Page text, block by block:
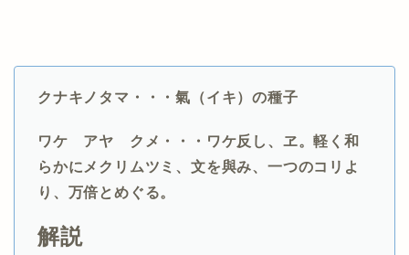
クナキノタマ・・・氣（イキ）の種子
ワケ アヤ クメ・・・ワケ反し、ヱ。軽く和
らかにメクリムツミ、文を與み、一つのコリよ
り、万倍とめぐる。
解説